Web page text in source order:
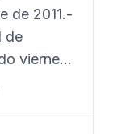
de 2011.-
de
viernes
de